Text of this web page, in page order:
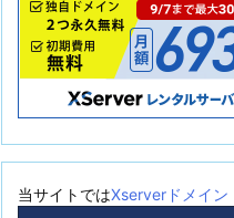
当サイトではXserverドメイン